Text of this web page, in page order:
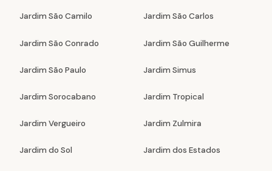
Jardim São Camilo Jardim São Carlos
Jardim São Conrado Jardim São Guilherme
Jardim São Paulo Jardim Simus
Jardim Sorocabano Jardim Tropical
Jardim Vergueiro Jardim Zulmira
Jardim do Sol Jardim dos Estados